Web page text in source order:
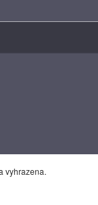
vyhrazena.